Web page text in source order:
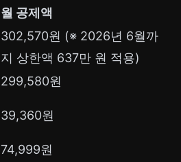
월 공제액
302,570원 (※ 2026년 6월까
지 상한액 637만 원 적용)
299,580원
39,360원
74,999원